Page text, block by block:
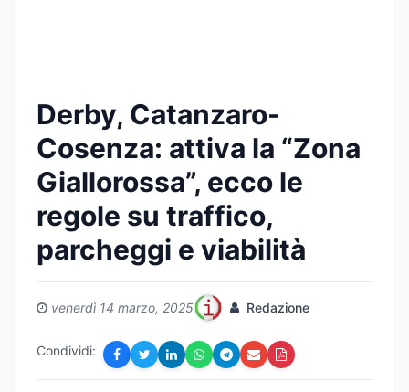
Derby, Catanzaro-
Cosenza: attiva la “Zona
Giallorossa”, ecco le
regole su traffico,
parcheggi e viabilità
venerdì 14 marzo, 2025 Redazione
Condividi: